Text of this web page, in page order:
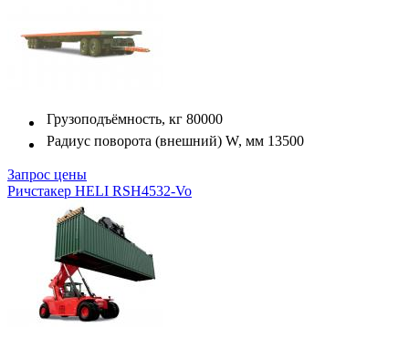
Грузоподъёмность, кг 80000
Радиус поворота (внешний) W, мм 13500
Запрос цены
Ричстакер HELI RSH4532-Vo